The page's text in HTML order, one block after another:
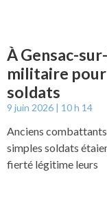
À Gensac-
militaire
soldats
9 juin 2026 10 h 14
Anciens
simples soldats
fierté légitime leurs